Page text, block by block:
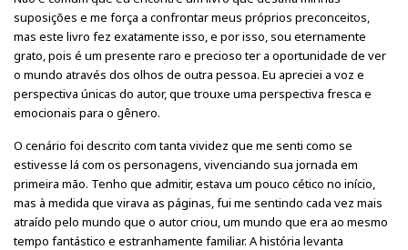
suposições e me força a confrontar meus próprios preconceitos,
mas este livro fez exatamente isso, e por isso, sou eternamente
grato, pois é um presente raro e precioso ter a oportunidade de ver
o mundo através dos olhos de outra pessoa. Eu apreciei a voz e
perspectiva únicas do autor, que trouxe uma perspectiva fresca e
emocionais para o gênero.
O cenário foi descrito com tanta vividez que me senti como se
estivesse lá com os personagens, vivenciando sua jornada em
primeira mão. Tenho que admitir, estava um pouco cético no início,
mas à medida que virava as páginas, fui me sentindo cada vez mais
atraído pelo mundo que o autor criou, um mundo que era ao mesmo
tempo fantástico e estranhamente familiar. A história levanta